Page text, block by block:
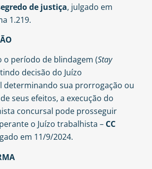
de justiça, julgado em
1.219.
o período de blindagem (Stay
decisão do Juízo
determinando sua prorrogação ou
seus efeitos, a execução do
concursal pode prosseguir
o Juízo trabalhista – CC
em 11/9/2024.